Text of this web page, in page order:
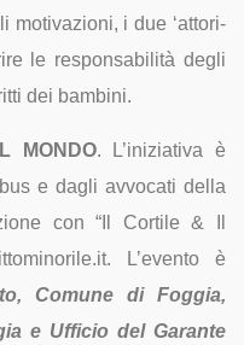
motivazioni, i due ‘attori-
le responsabilità degli
dei bambini.
MONDO. L’iniziativa è
e dagli avvocati della
con “Il Cortile & Il
L’evento è
Comune di Foggia,
e Ufficio del Garante